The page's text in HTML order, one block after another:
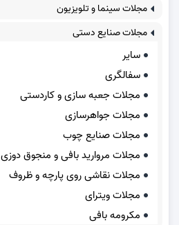
مجلات سینما و تلویزیون
مجلات صنایع دستی
سایر
سفالگری
مجلات جعبه سازی و کاردستی
مجلات جواهرسازی
مجلات صنایع چوب
مجلات مروارید بافی و منجوق دوزی
مجلات نقاشی روی پارچه و ظروف
مجلات ویترای
مکرومه بافی